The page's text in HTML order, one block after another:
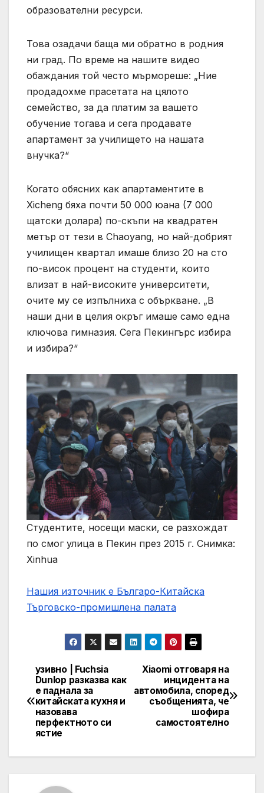
образователни ресурси.
Това озадачи баща ми обратно в родния
ни град. По време на нашите видео
обаждания той често мърмореше: „Ние
продадохме прасетата на цялото
семейство, за да платим за вашето
обучение тогава и сега продавате
апартамент за училището на нашата
внучка?“
Когато обясних как апартаментите в
Xicheng бяха почти 50 000 юана (7 000
щатски долара) по-скъпи на квадратен
метър от тези в Chaoyang, но най-добрият
училищен квартал имаше близо 20 на сто
по-висок процент на студенти, които
влизат в най-високите университети,
очите му се изпълниха с объркване. „В
наши дни в целия окръг имаше само една
ключова гимназия. Сега Пекингърс избира
и избира?“
Студентите, носещи маски, се разхождат
по смог улица в Пекин през 2015 г. Снимка:
Xinhua
Нашия източник е Българо-Китайска
Търговско-промишлена палaта
Post
navigation
Xiaomi отговаря на
инцидента на
автомобила, според
съобщенията, че
шофира
самостоятелно
узивно | Fuchsia
Dunlop разказва как
е паднала за
китайската кухня и
назовава
перфектното си
ястие